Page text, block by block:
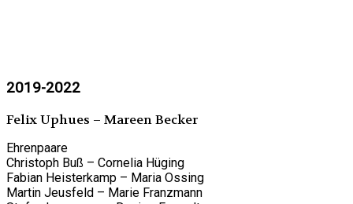
2019-2022
Felix Uphues – Mareen Becker
Ehrenpaare
Christoph Buß – Cornelia Hüging
Fabian Heisterkamp – Maria Ossing
Martin Jeusfeld – Marie Franzmann